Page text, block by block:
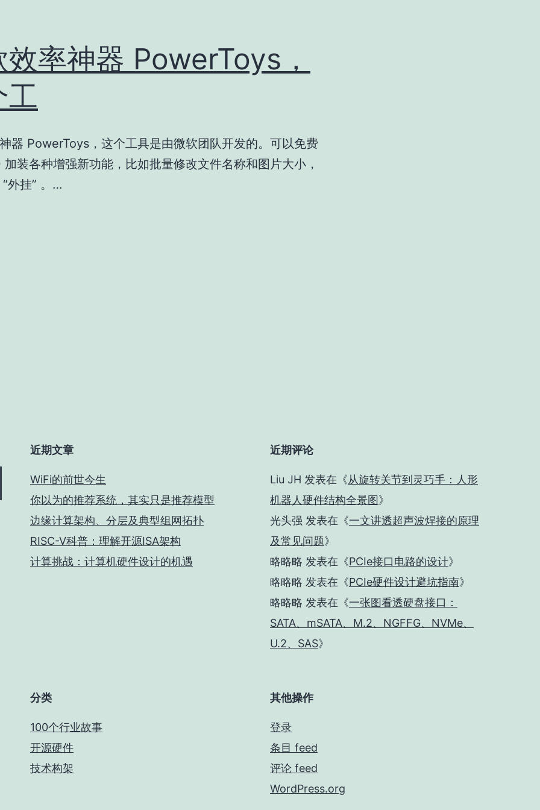
率神器 PowerToys，
工
器 PowerToys，这个工具是由微软团队开发的。可以免费
装各种增强新功能，比如批量修改文件名称和图片大小，
外挂” 。…
近期文章
WiFi的前世今生
你以为的推荐系统，其实只是推荐模型
边缘计算架构、分层及典型组网拓扑
RISC-V科普：理解开源ISA架构
计算挑战：计算机硬件设计的机遇
近期评论
Liu JH 发表在《从旋转关节到灵巧手：人形
机器人硬件结构全景图》
光头强 发表在《一文讲透超声波焊接的原理
及常见问题》
略略略 发表在《PCIe接口电路的设计》
略略略 发表在《PCIe硬件设计避坑指南》
略略略 发表在《一张图看透硬盘接口：
SATA、mSATA、M.2、NGFFG、NVMe、
U.2、SAS》
分类
100个行业故事
开源硬件
技术构架
其他操作
登录
条目 feed
评论 feed
WordPress.org